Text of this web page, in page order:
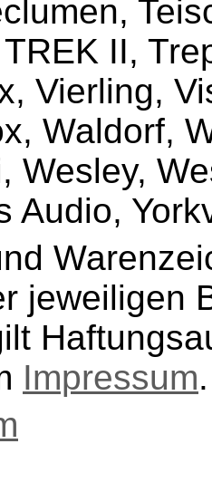
II,
Vierling,
Waldorf,
Wesley,
Audio,
jeweiligen
Impressum.